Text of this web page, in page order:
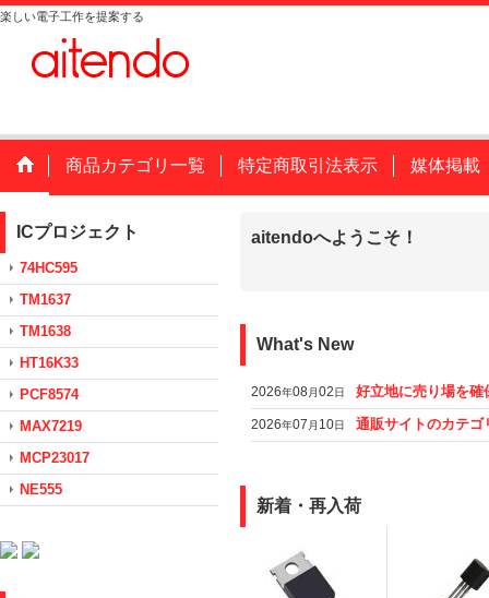
楽しい電子工作を提案する
商品カテゴリ一覧 特定商取引法表示 媒体掲載
ICプロジェクト
74HC595
TM1637
TM1638
HT16K33
PCF8574
MAX7219
MCP23017
NE555
aitendoへようこそ！
What's New
2026年08月02日 好立地に売り場を確
2026年07 月 10日 通販サイトのカテゴ
新着・再入荷